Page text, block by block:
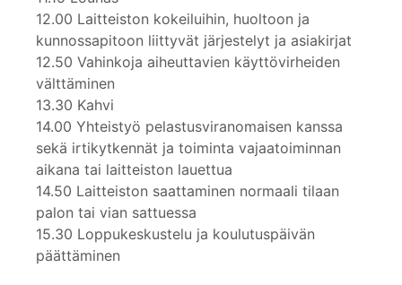
12.00 Laitteiston kokeiluihin, huoltoon ja
kunnossapitoon liittyvät järjestelyt ja asiakirjat
12.50 Vahinkoja aiheuttavien käyttövirheiden
välttäminen
13.30 Kahvi
14.00 Yhteistyö pelastusviranomaisen kanssa
sekä irtikytkennät ja toiminta vajaatoiminnan
aikana tai laitteiston lauettua
14.50 Laitteiston saattaminen normaali tilaan
palon tai vian sattuessa
15.30 Loppukeskustelu ja koulutuspäivän
päättäminen